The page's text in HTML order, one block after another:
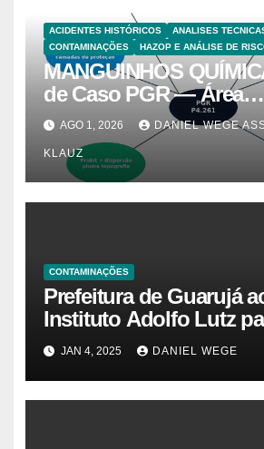
ACIDENTES HISTÓRICOS
ANALISES
CONTAMINAÇÕES
HAZOP E ANÁLISE DE
MANGUINHOS
de Caso PGR — Área
Contaminada
Campinas (CETESB
AGO 1, 2026 DANIEL WEGE
KLAUZ
CONTAMINAÇÕES
Prefeitura de Guarujá
Instituto Adolfo Lutz
identificar causas da
moradores e turistas –
das Praias
JAN 4, 2025 DANIEL WEGE